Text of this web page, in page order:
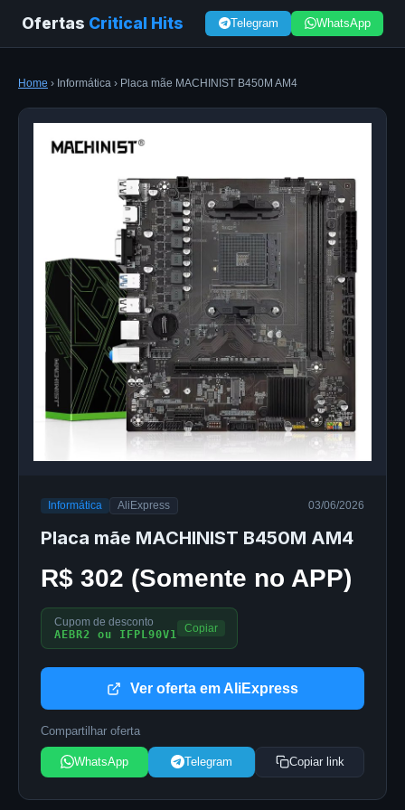
Ofertas Critical Hits Telegram WhatsApp
Home › Informática › Placa mãe MACHINIST B450M AM4
Informática AliExpress 03/06/2026
Placa mãe MACHINIST B450M AM4
R$ 302 (Somente no APP)
Cupom de desconto
AEBR2 ou IFPL90V1
Copiar
Ver oferta em AliExpress
Compartilhar oferta
WhatsApp Telegram Copiar link